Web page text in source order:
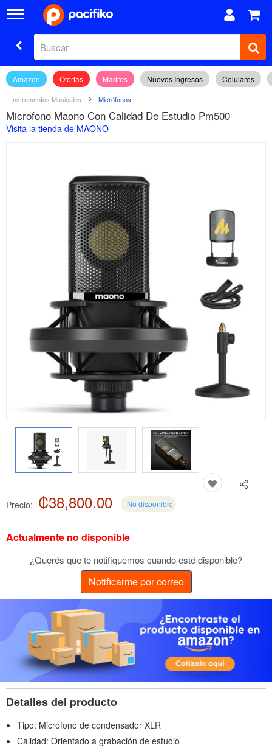
Amazon Ofertas Madres Nuevos Ingresos Celulares
Instrumentos Musicales Micrófonos
Microfono Maono Con Calidad De Estudio Pm500
Visita la tienda de MAONO
Precio: ₡38,800.00 No disponible
Actualmente no disponible
¿Querés que te notifiquemos cuando esté disponible?
Notificarme por correo
Detalles del producto
Tipo: Micrófono de condensador XLR
Calidad: Orientado a grabación de estudio